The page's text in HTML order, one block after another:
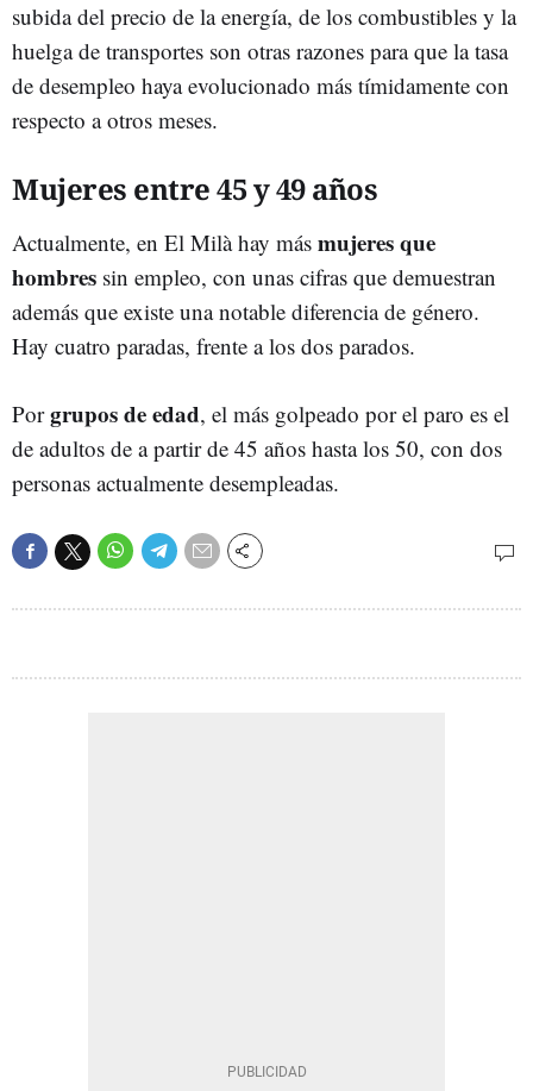
subida del precio de la energía, de los combustibles y la
huelga de transportes son otras razones para que la tasa
de desempleo haya evolucionado más tímidamente con
respecto a otros meses.
Mujeres entre 45 y 49 años
Actualmente, en El Milà hay más mujeres que
hombres sin empleo, con unas cifras que demuestran
además que existe una notable diferencia de género.
Hay cuatro paradas, frente a los dos parados.
Porgrupos de edad, el más golpeado por el paro es el
de adultos de a partir de 45 años hasta los 50, con dos
personas actualmente desempleadas.